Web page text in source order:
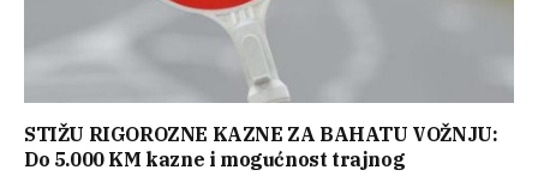
STIŽU RIGOROZNE KAZNE ZA BAHATU VOŽNJU:
Do 5.000 KM kazne i mogućnost trajnog